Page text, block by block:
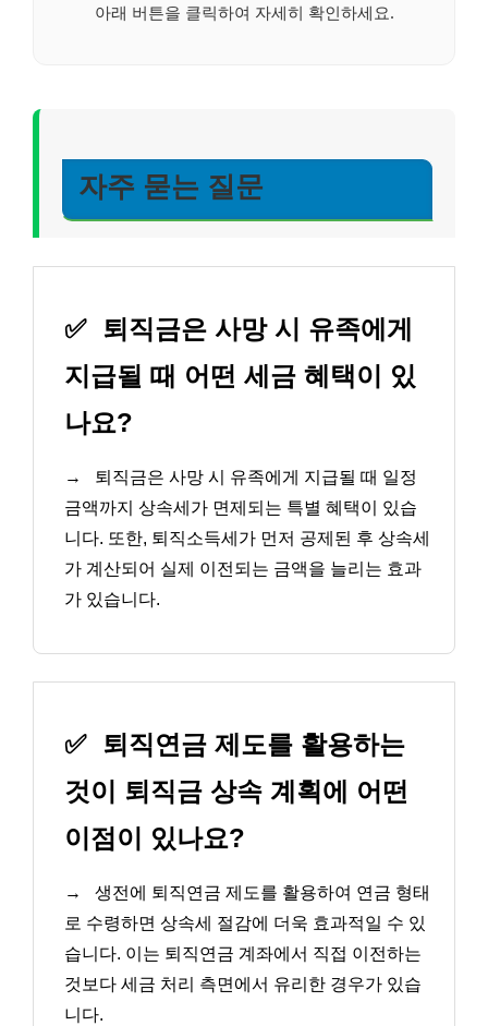
아래 버튼을 클릭하여 자세히 확인하세요.
자주 묻는 질문
✅
퇴직금은 사망 시 유족에게
지급될 때 어떤 세금 혜택이 있
나요?
→
퇴직금은 사망 시 유족에게 지급될 때 일정
금액까지 상속세가 면제되는 특별 혜택이 있습
니다. 또한, 퇴직소득세가 먼저 공제된 후 상속세
가 계산되어 실제 이전되는 금액을 늘리는 효과
가 있습니다.
✅
퇴직연금 제도를 활용하는
것이 퇴직금 상속 계획에 어떤
이점이 있나요?
→
생전에 퇴직연금 제도를 활용하여 연금 형태
로 수령하면 상속세 절감에 더욱 효과적일 수 있
습니다. 이는 퇴직연금 계좌에서 직접 이전하는
것보다 세금 처리 측면에서 유리한 경우가 있습
니다.